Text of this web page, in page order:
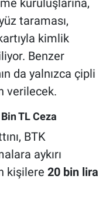
kuruluşlarına,
taraması,
kimlik
Benzer
da yalnızca çipli
verilecek.
TL Ceza
BTK
aykırı
kişilere 20 bin lira